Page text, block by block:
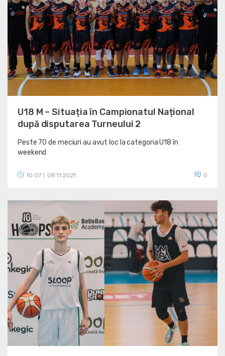
U18 M – Situația în Campionatul Național
după disputarea Turneului 2
Peste 70 de meciuri au avut loc la categoria U18 în
weekend
10:07 08.11.2021 0